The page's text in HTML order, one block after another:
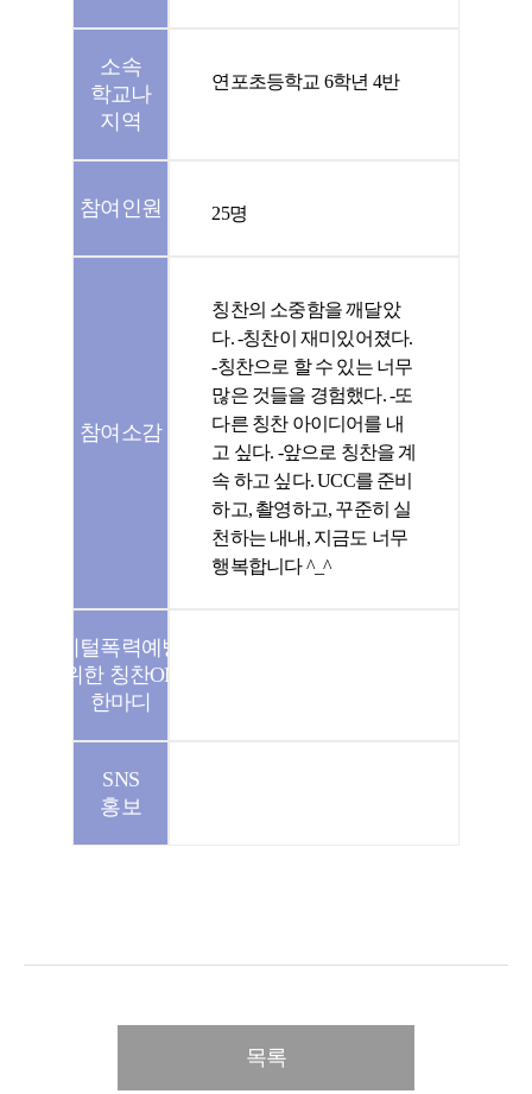
소속
학교나
지역
연포초등학교 6학년 4반
참여인원 25명
참여소감
칭찬의 소중함을 깨달았
다. -칭찬이 재미있어졌다.
-칭찬으로 할 수 있는 너무
많은 것들을 경험했다. -또
다른 칭찬 아이디어를 내
고 싶다. -앞으로 칭찬을 계
속 하고 싶다. UCC를 준비
하고, 촬영하고, 꾸준히 실
천하는 내내, 지금도 너무
행복합니다 ^_^
디지털폭력예방을
위한 칭찬ON
한마디
SNS
홍보
목록